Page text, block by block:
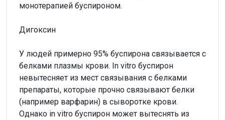
монотерапией буспироном.
Дигоксин
У людей примерно 95% буспирона связывается с
белками плазмы крови. In vitro буспирон
невытесняет из мест связывания с белками
препараты, которые прочно связывают белки
(например варфарин) в сыворотке крови.
Однако in vitro буспирон может вытеснять из